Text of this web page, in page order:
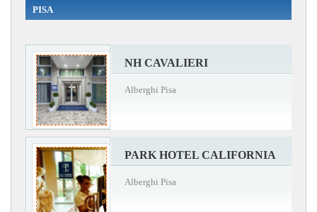
PISA
NH CAVALIERI
Alberghi Pisa
PARK HOTEL CALIFORNIA
Alberghi Pisa